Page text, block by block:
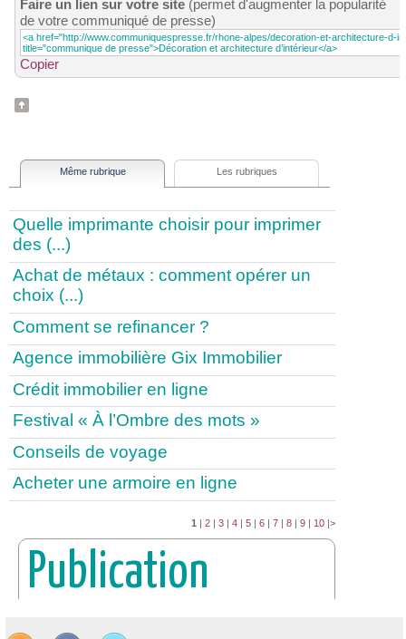
Faire un lien sur votre site (permet d'augmenter la popularité
de votre communiqué de presse)
Copier
Même rubrique Les rubriques
Quelle imprimante choisir pour imprimer
des (...)
Achat de métaux : comment opérer un
choix (...)
Comment se refinancer ?
Agence immobilière Gix Immobilier
Crédit immobilier en ligne
Festival « À l’Ombre des mots »
Conseils de voyage
Acheter une armoire en ligne
1 |2 |3 |4 |5 |6 |7 |8 |9 10 |>
Publication